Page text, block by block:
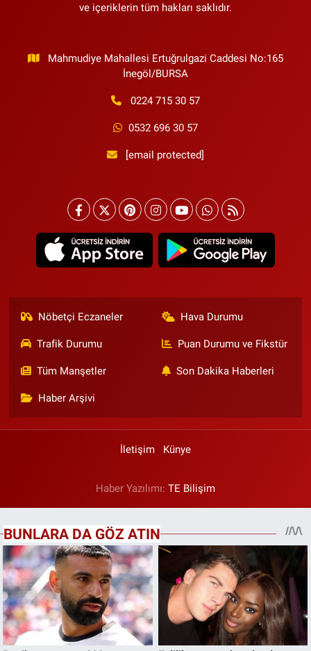
ve içeriklerin tüm hakları saklıdır.
Mahmudiye Mahallesi Ertuğrulgazi Caddesi No:165
İnegöl/BURSA
0224 715 30 57
0532 696 30 57
[email protected]
Nöbetçi Eczaneler Hava Durumu
Trafik Durumu Puan Durumu ve Fikstür
Tüm Manşetler Son Dakika Haberleri
Haber Arşivi
İletişim Künye
Haber Yazılımı: TE Bilişim